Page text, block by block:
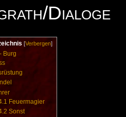
Dialoge
[Verbergen]
Burg
Feuermagier
Sonst